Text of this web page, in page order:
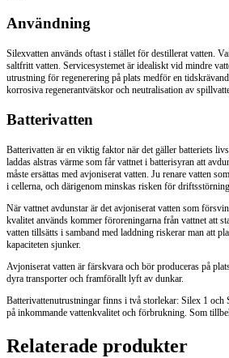
Användning
Silexvatten används oftast i stället för destillerat vatten.
saltfritt vatten. Servicesystemet är idealiskt vid mindre
utrustning för regenerering på plats medför en
korrosiva regenerantvätskor och neutralisation av
Batterivatten
Batterivatten är en viktig faktor när det gäller batteriets
laddas alstras värme som får vattnet i batterisyran att
måste ersättas med avjoniserat vatten. Ju renare vatten
i cellerna, och därigenom minskas risken för
När vattnet avdunstar är det avjoniserat vatten som
kvalitet används kommer föroreningarna från vattnet att
vatten tillsätts i samband med laddning riskerar man att
kapaciteten sjunker.
Avjoniserat vatten är färskvara och bör produceras på
dyra transporter och framförallt lyft av dunkar.
Batterivattenutrustningar finns i två storlekar: Silex 1
på inkommande vattenkvalitet och förbrukning. Som
Relaterade produkter